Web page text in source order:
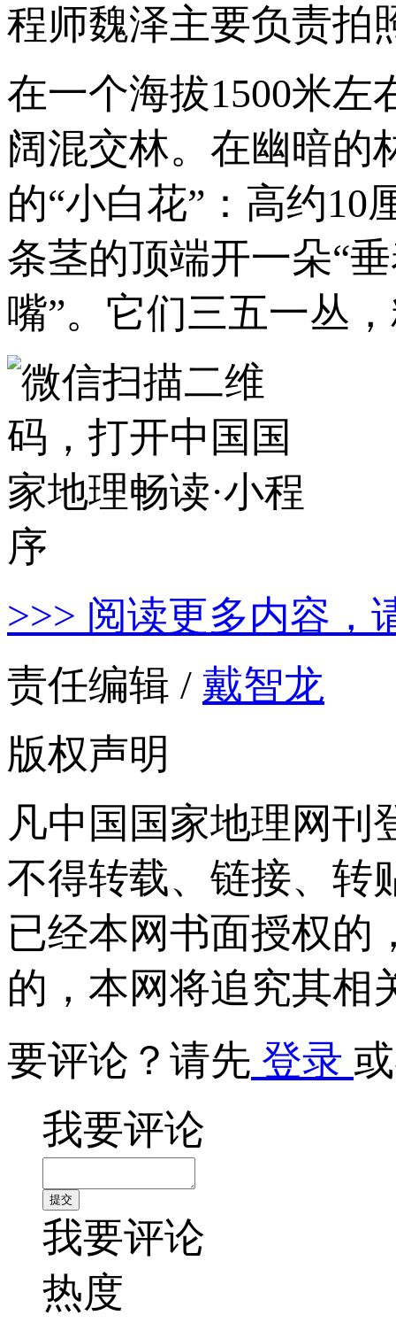
程师魏泽主要负责拍
在一个海拔1500米
阔混交林。在幽暗的
的“小白花”：高约
条茎的顶端开一朵“
嘴”。它们三五一丛
>>> 阅读更多内容，
责任编辑 / 戴智龙
版权声明
凡中国国家地理网刊
不得转载、链接、转
已经本网书面授权的
的，本网将追究其相
要评论？请先 登录
我要评论
我要评论
热度